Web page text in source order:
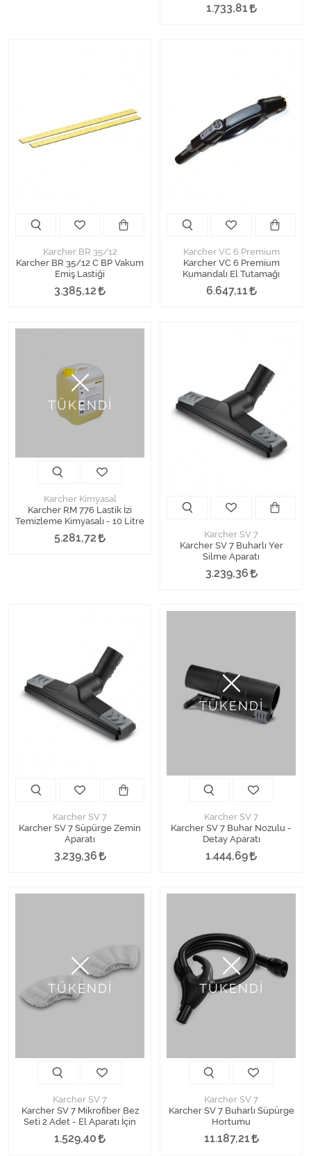
1.733,81
Karcher BR 35/12
Karcher BR 35/12 C BP Vakum
Emiş Lastiği
3.385,12
Karcher VC 6 Premium
Karcher VC 6 Premium
Kumandalı El Tutamağı
6.647,11
TÜKENDİ
Karcher Kimyasal
Karcher RM 776 Lastik İzi
Temizleme Kimyasalı - 10 Litre
5.281,72
Karcher SV 7
Karcher SV 7 Buharlı Yer
Silme Aparatı
3.239,36
Karcher SV 7
Karcher SV 7 Süpürge Zemin
Aparatı
3.239,36
TÜKENDİ
Karcher SV 7
Karcher SV 7 Buhar Nozulu -
Detay Aparatı
1.444,69
TÜKENDİ
Karcher SV 7
Karcher SV 7 Mikrofiber Bez
Seti 2 Adet - El Aparatı İçin
1.529,40
TÜKENDİ
Karcher SV 7
Karcher SV 7 Buharlı Süpürge
Hortumu
11.187,21